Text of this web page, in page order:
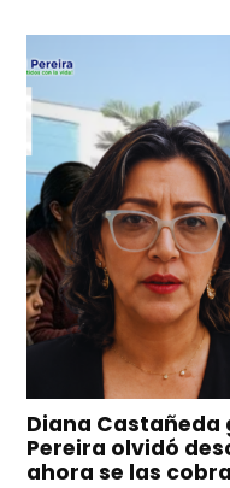
Diana Castañeda
Pereira olvidó
ahora se las